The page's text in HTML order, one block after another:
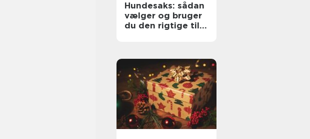
Hundesaks: sådan
vælger og bruger
du den rigtige til